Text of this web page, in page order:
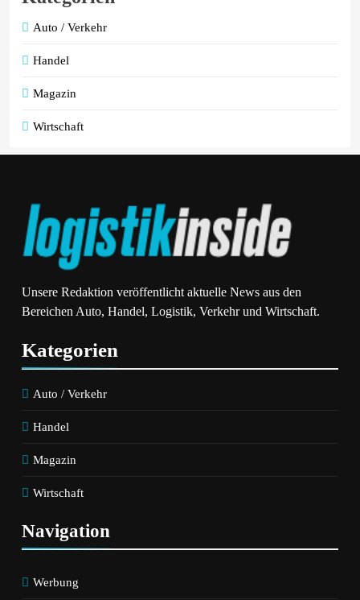
Auto / Verkehr
Handel
Magazin
Wirtschaft
Unsere Redaktion veröffentlicht aktuelle News aus den
Bereichen Auto, Handel, Logistik, Verkehr und Wirtschaft.
Kategorien
Auto / Verkehr
Handel
Magazin
Wirtschaft
Navigation
Werbung